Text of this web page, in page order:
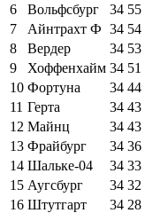
6
Вольфсбург 34 55
7
Айнтрахт Ф 34 54
8
Вердер 34 53
9
Хоффенхайм 34 51
10 Фортуна 34 44
11 Герта 34 43
12 Майнц 34 43
13 Фрайбург 34 36
14 Шальке-04 34 33
15 Аугсбург 34 32
16 Штутгарт 34 28